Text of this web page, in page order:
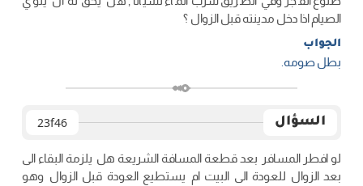
الصيام اذا دخل مدينته قبل الزوال ؟
الجواب
بطل صومه.
السؤال 23f46
لو افطر المسافر بعد قطعة المسافة الشريعة هل يلزمة البقاء الى
بعد الزوال للعودة الى البيت ام يستطيع العودة قبل الزوال وهو